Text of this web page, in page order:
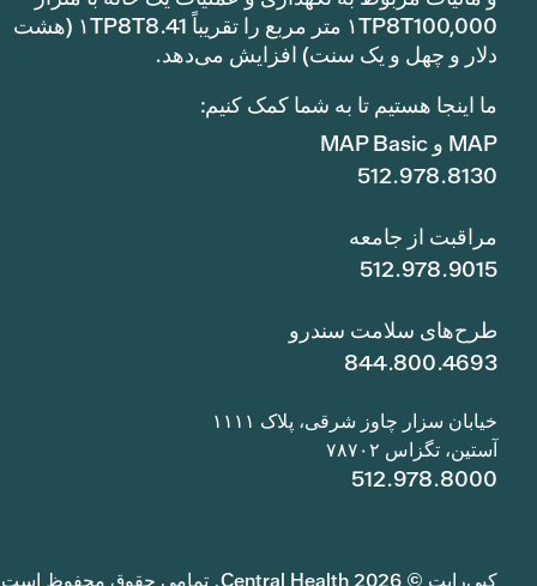
۱TP8T100,000 متر مربع را تقریباً ۱TP8T8.41 (هشت
دلار و چهل و یک سنت) افزایش می‌دهد.
ما اینجا هستیم تا به شما کمک کنیم:
MAP و MAP Basic
512.978.8130
مراقبت از جامعه
512.978.9015
طرح‌های سلامت سندرو
844.800.4693
خیابان سزار چاوز شرقی، پلاک ۱۱۱۱
آستین، تگزاس ۷۸۷۰۲
512.978.8000
کپی‌رایت © 2026 Central Health. تمامی حقوق محفوظ است.